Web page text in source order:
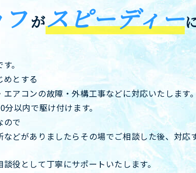
がスピーディー
。
とする
アコンの故障・外構工事などに対応いたします
以内で駆け付けます。
ので
どがありましたらその場でご相談した後、対応
役として丁寧にサポートいたします。